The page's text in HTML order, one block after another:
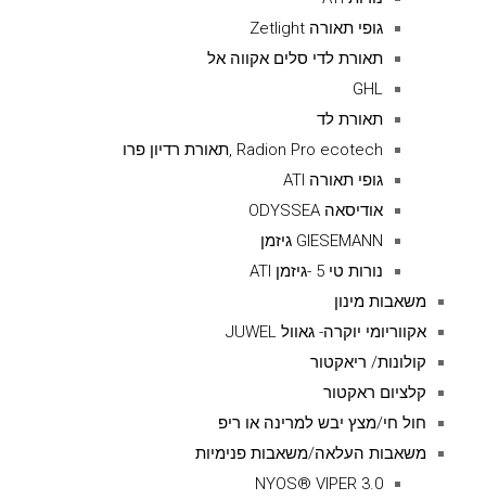
גופי תאורה Zetlight
תאורת לדי סלים אקווה אל
GHL
תאורת לד
Radion Pro ecotech ,תאורת רדיון פרו
גופי תאורה ATI
אודיסאה ODYSSEA
GIESEMANN גיזמן
נורות טי 5 -גיזמן ATI
משאבות מינון
אקווריומי יוקרה- גאוול JUWEL
קולונות/ ריאקטור
קלציום ראקטור
חול חי/מצץ יבש למרינה או ריפ
משאבות העלאה/משאבות פנימיות
NYOS® VIPER 3.0